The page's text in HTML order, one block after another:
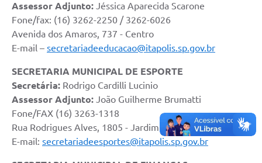
Assessor Adjunto: Jéssica Aparecida Scarone
Fone/fax: (16) 3262-2250 / 3262-6026
Avenida dos Amaros, 737 - Centro
E-mail – secretariadeeducacao@itapolis.sp.gov.br
SECRETARIA MUNICIPAL DE ESPORTE
Secretária: Rodrigo Cardilli Lucinio
Assessor Adjunto: João Guilherme Brumatti
Fone/FAX (16) 3263-1318
Rua Rodrigues Alves, 1805 - Jardim CECAP
E-mail: secretariadeesportes@itapolis.sp.gov.br